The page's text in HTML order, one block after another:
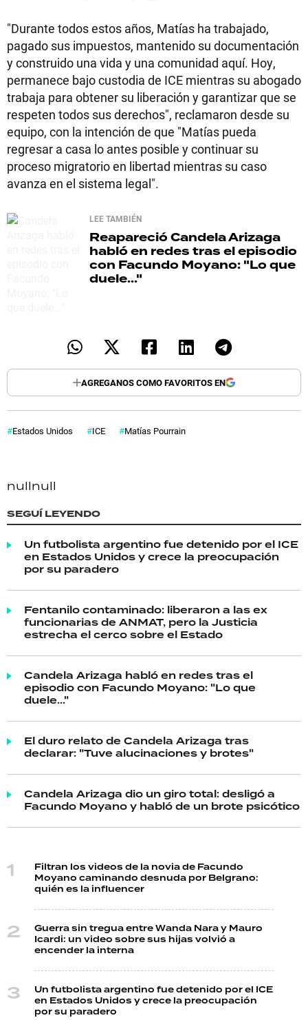
"Durante todos estos años, Matías ha trabajado,
pagado sus impuestos, mantenido su documentación
y construido una vida y una comunidad aquí. Hoy,
permanece bajo custodia de ICE mientras su abogado
trabaja para obtener su liberación y garantizar que se
respeten todos sus derechos", reclamaron desde su
equipo, con la intención de que "Matías pueda
regresar a casa lo antes posible y continuar su
proceso migratorio en libertad mientras su caso
avanza en el sistema legal".
LEE TAMBIÉN
ReaparecióCandela Arizaga
habló en redes tras el episodio
con Facundo Moyano: "Lo que
duele..."
AGREGANOS COMO FAVORITOS EN
Estados Unidos ICE Matías Pourrain
nullnull
SEGUÍ LEYENDO
Un futbolista argentino fue detenido por el ICE
en Estados Unidos y crece la preocupación
por su paradero
Fentanilo contaminado: liberaron a las ex
funcionarias de ANMAT, pero la Justicia
estrecha el cerco sobre el Estado
Candela Arizaga habló en redes tras el
episodio con Facundo Moyano: "Lo que
duele..."
El duro relato de Candela Arizaga tras
declarar: "Tuve alucinaciones y brotes"
Candela Arizaga dio un giro total: desligó a
Facundo Moyano y habló de un brote psicótico
Filtran los videos de la novia de Facundo
Moyano caminando desnuda por Belgrano:
quién es la influencer
Guerra sin tregua entre Wanda Nara y Mauro
Icardi: un video sobre sus hijas volvió a
encender la interna
Un futbolista argentino fue detenido por el ICE
en Estados Unidos y crece la preocupación
por su paradero